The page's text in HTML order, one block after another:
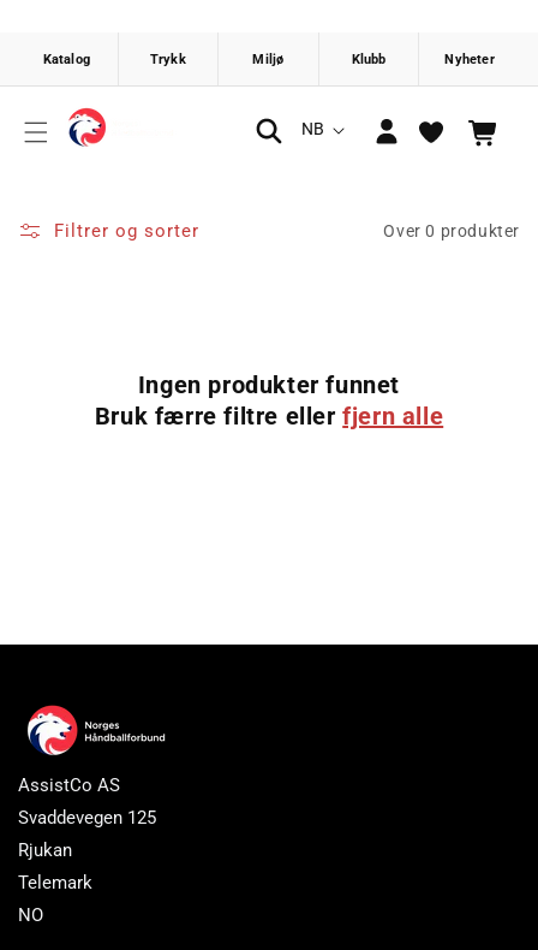
innholdet
S
NB
inn
Handlekurv
Filtrer og sorter Over 0 produkter
Ingen produkter funnet
Bruk færre filtre ellerfjern alle
AssistCo AS
Svaddevegen 125
Rjukan
Telemark
NO